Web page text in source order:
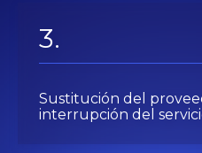
Sustitución del
interrupción del